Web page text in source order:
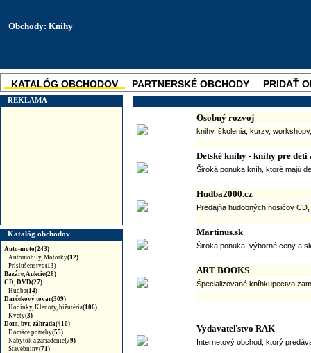
Obchody: Knihy
KATALÓG OBCHODOV PARTNERSKÉ OBCHODY
PRIDAŤ
SKUPINOVÉ ZĽAVY NOVINKA
REKLAMA
Katalóg obchodov
Auto-moto(243)
Automobily, Motorky(12)
Príslušenstvo(13)
Bazáre, Aukcie(28)
CD, DVD(27)
Hudba(14)
Darčekový tovar(309)
Hodinky, Klenoty, bižutéria(106)
Kvety(3)
Dom, byt, záhrada(410)
Domáce potreby(55)
Nábytok a zariadenie(79)
Stavebniny(71)
Osobný rozvoj
knihy, školenia, kurzy,
Detské knihy - knihy pre deti
Široká ponuka kníh, ktoré majú
Hudba2000.cz
Predajňa hudobných nosičov
Martinus.sk
Široka ponuka, výborné ceny a
ART BOOKS
Špecializované kníhkupectvo
Vydavateľstvo RAK
Internetový obchod, ktorý